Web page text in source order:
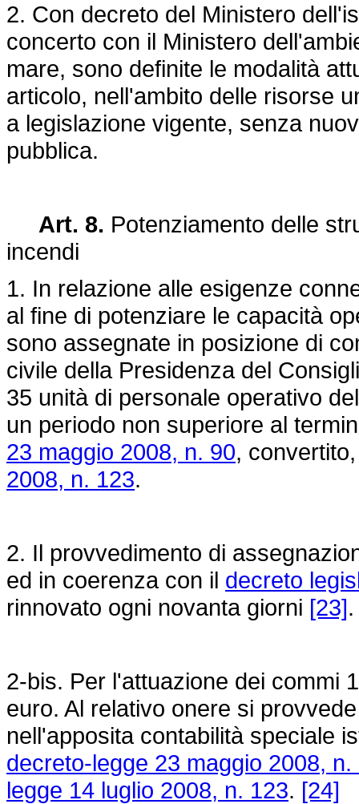
2. Con decreto del Ministero
concerto con il Ministero
mare, sono definite le modalità
articolo, nell'ambito delle risorse
a legislazione vigente, senza
pubblica.
Art. 8. Potenziamento delle
incendi
1. In relazione alle esigenze
al fine di potenziare le capacità
sono assegnate in posizione di
civile della Presidenza del
35 unità di personale operativo
un periodo non superiore al
23 maggio 2008, n. 90,
2008, n. 123.
2. Il provvedimento di
ed in coerenza con il decreto
rinnovato ogni novanta giorni [23].
2-bis. Per l'attuazione dei commi
euro. Al relativo onere si
nell'apposita contabilità speciale
decreto-legge 23 maggio 2008, n.
legge 14 luglio 2008, n. 123. [24]